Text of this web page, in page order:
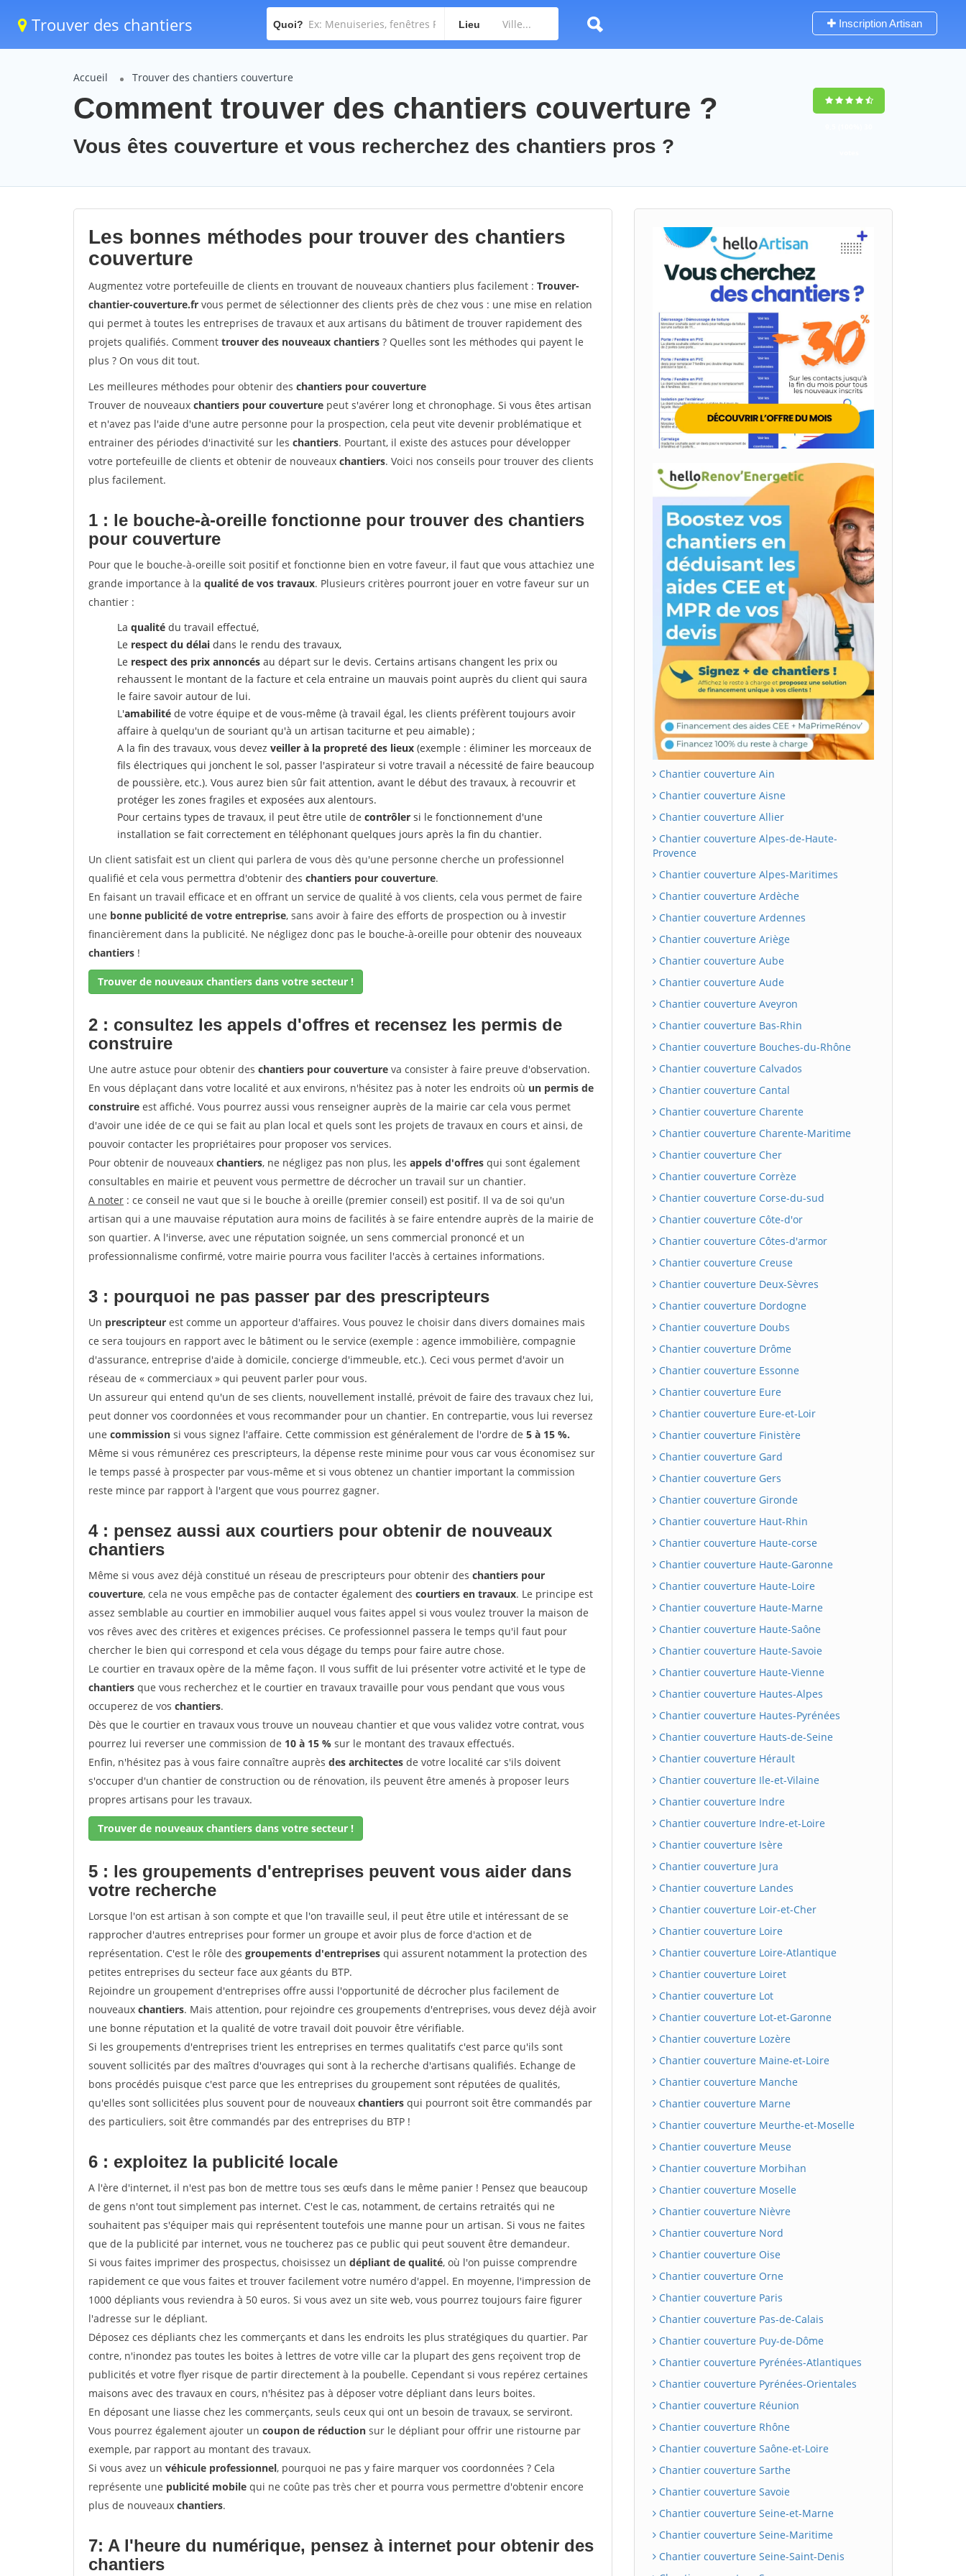
Trouver des chantiers Quoi? Lieu Inscription Artisan
Accueil Trouver des chantiers couverture
Comment trouver des chantiers couverture ?
Vous êtes couverture et vous recherchez des chantiers pros ?
Les bonnes méthodes pour trouver des chantiers
couverture
Augmentez votre portefeuille de clients en trouvant de nouveaux chantiers plus facilement : Trouver-
chantier-couverture.fr vous permet de sélectionner des clients près de chez vous : une mise en relation
qui permet à toutes les entreprises de travaux et aux artisans du bâtiment de trouver rapidement des
projets qualifiés. Comment trouver des nouveaux chantiers ? Quelles sont les méthodes qui payent le
plus ? On vous dit tout.
Les meilleures méthodes pour obtenir des chantiers pour couverture
Trouver de nouveaux chantiers pour couverture peut s'avérer long et chronophage. Si vous êtes artisan
et n'avez pas l'aide d'une autre personne pour la prospection, cela peut vite devenir problématique et
entrainer des périodes d'inactivité sur les chantiers. Pourtant, il existe des astuces pour développer
votre portefeuille de clients et obtenir de nouveaux chantiers. Voici nos conseils pour trouver des clients
plus facilement.
1 : le bouche-à-oreille fonctionne pour trouver des chantiers
pour couverture
Pour que le bouche-à-oreille soit positif et fonctionne bien en votre faveur, il faut que vous attachiez une
grande importance à la qualité de vos travaux. Plusieurs critères pourront jouer en votre faveur sur un
chantier :
La qualité du travail effectué,
Le respect du délai dans le rendu des travaux,
Le respect des prix annoncés au départ sur le devis. Certains artisans changent les prix ou
rehaussent le montant de la facture et cela entraine un mauvais point auprès du client qui saura
le faire savoir autour de lui.
L'amabilité de votre équipe et de vous-même (à travail égal, les clients préfèrent toujours avoir
affaire à quelqu'un de souriant qu'à un artisan taciturne et peu aimable) ;
A la fin des travaux, vous devez veiller à la propreté des lieux (exemple : éliminer les morceaux de
fils électriques qui jonchent le sol, passer l'aspirateur si votre travail a nécessité de faire beaucoup
de poussière, etc.). Vous aurez bien sûr fait attention, avant le début des travaux, à recouvrir et
protéger les zones fragiles et exposées aux alentours.
Pour certains types de travaux, il peut être utile de contrôler si le fonctionnement d'une
installation se fait correctement en téléphonant quelques jours après la fin du chantier.
Un client satisfait est un client qui parlera de vous dès qu'une personne cherche un professionnel
qualifié et cela vous permettra d'obtenir des chantiers pour couverture.
En faisant un travail efficace et en offrant un service de qualité à vos clients, cela vous permet de faire
une bonne publicité de votre entreprise, sans avoir à faire des efforts de prospection ou à investir
financièrement dans la publicité. Ne négligez donc pas le bouche-à-oreille pour obtenir des nouveaux
chantiers !
Trouver de nouveaux chantiers dans votre secteur !
2 : consultez les appels d'offres et recensez les permis de
construire
Une autre astuce pour obtenir des chantiers pour couverture va consister à faire preuve d'observation.
En vous déplaçant dans votre localité et aux environs, n'hésitez pas à noter les endroits où un permis de
construire est affiché. Vous pourrez aussi vous renseigner auprès de la mairie car cela vous permet
d'avoir une idée de ce qui se fait au plan local et quels sont les projets de travaux en cours et ainsi, de
pouvoir contacter les propriétaires pour proposer vos services.
Pour obtenir de nouveaux chantiers, ne négligez pas non plus, les appels d'offres qui sont également
consultables en mairie et peuvent vous permettre de décrocher un travail sur un chantier.
A noter : ce conseil ne vaut que si le bouche à oreille (premier conseil) est positif. Il va de soi qu'un
artisan qui a une mauvaise réputation aura moins de facilités à se faire entendre auprès de la mairie de
son quartier. A l'inverse, avec une réputation soignée, un sens commercial prononcé et un
professionnalisme confirmé, votre mairie pourra vous faciliter l'accès à certaines informations.
3 : pourquoi ne pas passer par des prescripteurs
Un prescripteur est comme un apporteur d'affaires. Vous pouvez le choisir dans divers domaines mais
ce sera toujours en rapport avec le bâtiment ou le service (exemple : agence immobilière, compagnie
d'assurance, entreprise d'aide à domicile, concierge d'immeuble, etc.). Ceci vous permet d'avoir un
réseau de « commerciaux » qui peuvent parler pour vous.
Un assureur qui entend qu'un de ses clients, nouvellement installé, prévoit de faire des travaux chez lui,
peut donner vos coordonnées et vous recommander pour un chantier. En contrepartie, vous lui reversez
une commission si vous signez l'affaire. Cette commission est généralement de l'ordre de 5 à 15 %.
Même si vous rémunérez ces prescripteurs, la dépense reste minime pour vous car vous économisez sur
le temps passé à prospecter par vous-même et si vous obtenez un chantier important la commission
reste mince par rapport à l'argent que vous pourrez gagner.
4 : pensez aussi aux courtiers pour obtenir de nouveaux
chantiers
Même si vous avez déjà constitué un réseau de prescripteurs pour obtenir des chantiers pour
couverture, cela ne vous empêche pas de contacter également des courtiers en travaux. Le principe est
assez semblable au courtier en immobilier auquel vous faites appel si vous voulez trouver la maison de
vos rêves avec des critères et exigences précises. Ce professionnel passera le temps qu'il faut pour
chercher le bien qui correspond et cela vous dégage du temps pour faire autre chose.
Le courtier en travaux opère de la même façon. Il vous suffit de lui présenter votre activité et le type de
chantiers que vous recherchez et le courtier en travaux travaille pour vous pendant que vous vous
occuperez de vos chantiers.
Dès que le courtier en travaux vous trouve un nouveau chantier et que vous validez votre contrat, vous
pourrez lui reverser une commission de 10 à 15 % sur le montant des travaux effectués.
Enfin, n'hésitez pas à vous faire connaître auprès des architectes de votre localité car s'ils doivent
s'occuper d'un chantier de construction ou de rénovation, ils peuvent être amenés à proposer leurs
propres artisans pour les travaux.
Trouver de nouveaux chantiers dans votre secteur !
5 : les groupements d'entreprises peuvent vous aider dans
votre recherche
Lorsque l'on est artisan à son compte et que l'on travaille seul, il peut être utile et intéressant de se
rapprocher d'autres entreprises pour former un groupe et avoir plus de force d'action et de
représentation. C'est le rôle des groupements d'entreprises qui assurent notamment la protection des
petites entreprises du secteur face aux géants du BTP.
Rejoindre un groupement d'entreprises offre aussi l'opportunité de décrocher plus facilement de
nouveaux chantiers. Mais attention, pour rejoindre ces groupements d'entreprises, vous devez déjà avoir
une bonne réputation et la qualité de votre travail doit pouvoir être vérifiable.
Si les groupements d'entreprises trient les entreprises en termes qualitatifs c'est parce qu'ils sont
souvent sollicités par des maîtres d'ouvrages qui sont à la recherche d'artisans qualifiés. Echange de
bons procédés puisque c'est parce que les entreprises du groupement sont réputées de qualités,
qu'elles sont sollicitées plus souvent pour de nouveaux chantiers qui pourront soit être commandés par
des particuliers, soit être commandés par des entreprises du BTP !
6 : exploitez la publicité locale
A l'ère d'internet, il n'est pas bon de mettre tous ses œufs dans le même panier ! Pensez que beaucoup
de gens n'ont tout simplement pas internet. C'est le cas, notamment, de certains retraités qui ne
souhaitent pas s'équiper mais qui représentent toutefois une manne pour un artisan. Si vous ne faites
que de la publicité par internet, vous ne toucherez pas ce public qui peut souvent être demandeur.
Si vous faites imprimer des prospectus, choisissez un dépliant de qualité, où l'on puisse comprendre
rapidement ce que vous faites et trouver facilement votre numéro d'appel. En moyenne, l'impression de
1000 dépliants vous reviendra à 50 euros. Si vous avez un site web, vous pourrez toujours faire figurer
l'adresse sur le dépliant.
Déposez ces dépliants chez les commerçants et dans les endroits les plus stratégiques du quartier. Par
contre, n'inondez pas toutes les boites à lettres de votre ville car la plupart des gens reçoivent trop de
publicités et votre flyer risque de partir directement à la poubelle. Cependant si vous repérez certaines
maisons avec des travaux en cours, n'hésitez pas à déposer votre dépliant dans leurs boites.
En déposant une liasse chez les commerçants, seuls ceux qui ont un besoin de travaux, se serviront.
Vous pourrez également ajouter un coupon de réduction sur le dépliant pour offrir une ristourne par
exemple, par rapport au montant des travaux.
Si vous avez un véhicule professionnel, pourquoi ne pas y faire marquer vos coordonnées ? Cela
représente une publicité mobile qui ne coûte pas très cher et pourra vous permettre d'obtenir encore
plus de nouveaux chantiers.
7: A l'heure du numérique, pensez à internet pour obtenir des
chantiers
Chantier couverture Ain
Chantier couverture Aisne
Chantier couverture Allier
Chantier couverture Alpes-de-Haute-
Provence
Chantier couverture Alpes-Maritimes
Chantier couverture Ardèche
Chantier couverture Ardennes
Chantier couverture Ariège
Chantier couverture Aube
Chantier couverture Aude
Chantier couverture Aveyron
Chantier couverture Bas-Rhin
Chantier couverture Bouches-du-Rhône
Chantier couverture Calvados
Chantier couverture Cantal
Chantier couverture Charente
Chantier couverture Charente-Maritime
Chantier couverture Cher
Chantier couverture Corrèze
Chantier couverture Corse-du-sud
Chantier couverture Côte-d'or
Chantier couverture Côtes-d'armor
Chantier couverture Creuse
Chantier couverture Deux-Sèvres
Chantier couverture Dordogne
Chantier couverture Doubs
Chantier couverture Drôme
Chantier couverture Essonne
Chantier couverture Eure
Chantier couverture Eure-et-Loir
Chantier couverture Finistère
Chantier couverture Gard
Chantier couverture Gers
Chantier couverture Gironde
Chantier couverture Haut-Rhin
Chantier couverture Haute-corse
Chantier couverture Haute-Garonne
Chantier couverture Haute-Loire
Chantier couverture Haute-Marne
Chantier couverture Haute-Saône
Chantier couverture Haute-Savoie
Chantier couverture Haute-Vienne
Chantier couverture Hautes-Alpes
Chantier couverture Hautes-Pyrénées
Chantier couverture Hauts-de-Seine
Chantier couverture Hérault
Chantier couverture Ile-et-Vilaine
Chantier couverture Indre
Chantier couverture Indre-et-Loire
Chantier couverture Isère
Chantier couverture Jura
Chantier couverture Landes
Chantier couverture Loir-et-Cher
Chantier couverture Loire
Chantier couverture Loire-Atlantique
Chantier couverture Loiret
Chantier couverture Lot
Chantier couverture Lot-et-Garonne
Chantier couverture Lozère
Chantier couverture Maine-et-Loire
Chantier couverture Manche
Chantier couverture Marne
Chantier couverture Meurthe-et-Moselle
Chantier couverture Meuse
Chantier couverture Morbihan
Chantier couverture Moselle
Chantier couverture Nièvre
Chantier couverture Nord
Chantier couverture Oise
Chantier couverture Orne
Chantier couverture Paris
Chantier couverture Pas-de-Calais
Chantier couverture Puy-de-Dôme
Chantier couverture Pyrénées-Atlantiques
Chantier couverture Pyrénées-Orientales
Chantier couverture Réunion
Chantier couverture Rhône
Chantier couverture Saône-et-Loire
Chantier couverture Sarthe
Chantier couverture Savoie
Chantier couverture Seine-et-Marne
Chantier couverture Seine-Maritime
Chantier couverture Seine-Saint-Denis